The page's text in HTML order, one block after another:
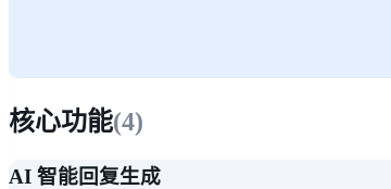
核心功能(4)
AI 智能回复生成